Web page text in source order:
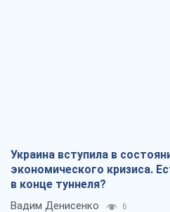
Украина вступила в
экономического кризиса.
в конце туннеля?
Вадим Денисенко 6